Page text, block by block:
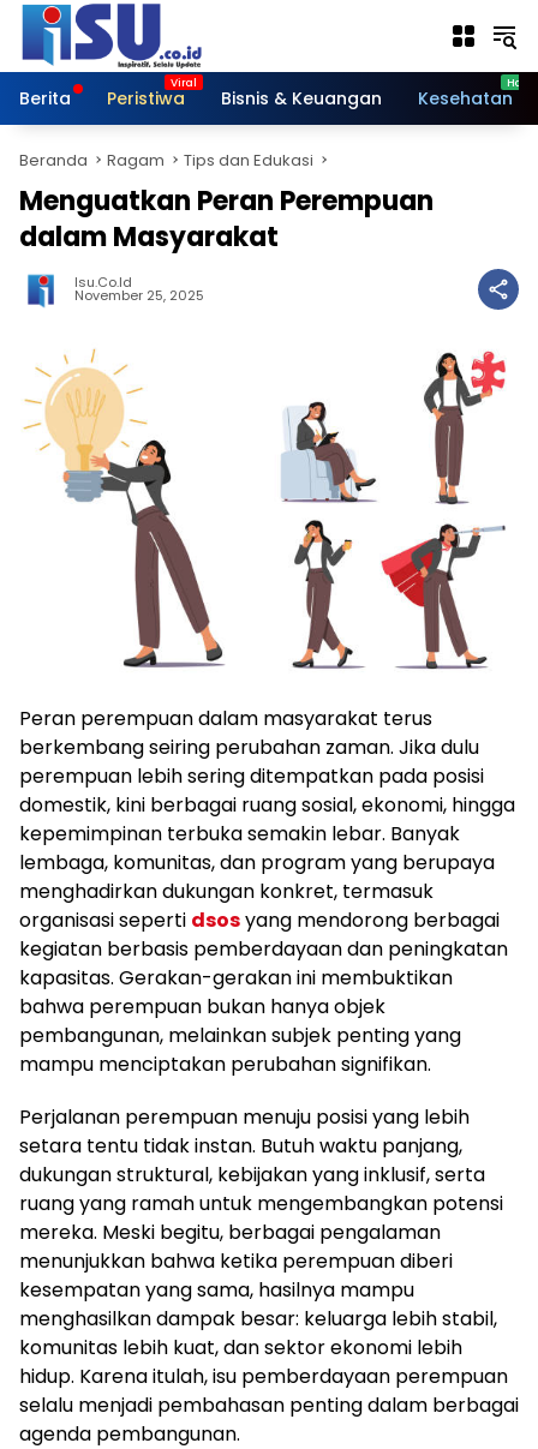
Langsung
konten
Berita
Peristiwa Bisnis & Keuangan Kesehatan
Beranda Ragam Tips dan Edukasi
Menguatkan Peran Perempuan
dalam Masyarakat
Isu.co.id
November 25, 2025
Peran perempuan dalam masyarakat terus
berkembang seiring perubahan zaman. Jika dulu
perempuan lebih sering ditempatkan pada posisi
domestik, kini berbagai ruang sosial, ekonomi, hingga
kepemimpinan terbuka semakin lebar. Banyak
lembaga, komunitas, dan program yang berupaya
menghadirkan dukungan konkret, termasuk
organisasi seperti dsosyang mendorong berbagai
kegiatan berbasis pemberdayaan dan peningkatan
kapasitas. Gerakan-gerakan ini membuktikan
bahwa perempuan bukan hanya objek
pembangunan, melainkan subjek penting yang
mampu menciptakan perubahan signifikan.
Perjalanan perempuan menuju posisi yang lebih
setara tentu tidak instan. Butuh waktu panjang,
dukungan struktural, kebijakan yang inklusif, serta
ruang yang ramah untuk mengembangkan potensi
mereka. Meski begitu, berbagai pengalaman
menunjukkan bahwa ketika perempuan diberi
kesempatan yang sama, hasilnya mampu
menghasilkan dampak besar: keluarga lebih stabil,
komunitas lebih kuat, dan sektor ekonomi lebih
hidup. Karena itulah, isu pemberdayaan perempuan
selalu menjadi pembahasan penting dalam berbagai
agenda pembangunan.